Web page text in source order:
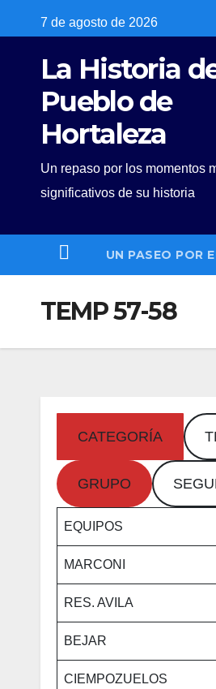
to
7 de agosto de 2026
La Historia
Pueblo de
Hortaleza
Un repaso por los momentos
significativos de su historia
UN PASEO POR
TEMP 57-58
CATEGORÍA
GRUPO
EQUIPOS
MARCONI
RES. AVILA
BEJAR
CIEMPOZUELOS